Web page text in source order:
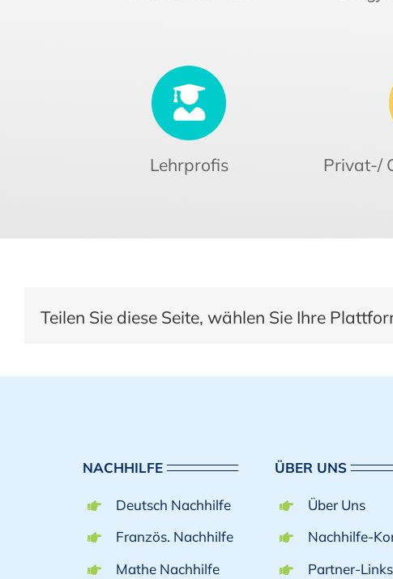
Lehrprofis Privat-/
Teilen Sie diese Seite, wählen Sie Ihre
NACHHILFE
Deutsch Nachhilfe
Französ. Nachhilfe
Mathe Nachhilfe
ÜBER UNS
Über Uns
Nachhilfe-
Partner-Links